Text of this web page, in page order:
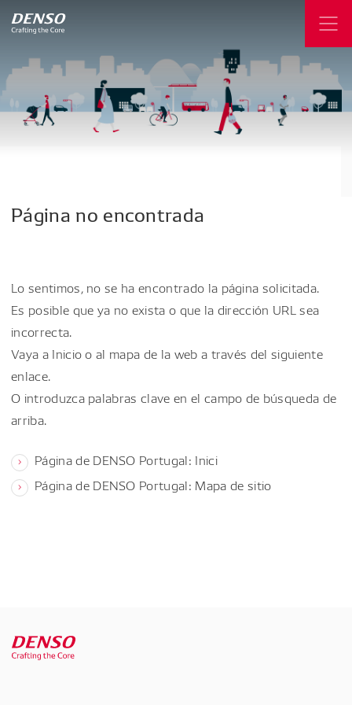
Página no encontrada
Lo sentimos, no se ha encontrado la página solicitada.
Es posible que ya no exista o que la dirección URL sea
incorrecta.
Vaya a Inicio o al mapa de la web a través del siguiente
enlace.
O introduzca palabras clave en el campo de búsqueda de
arriba.
Página de DENSO Portugal: Inici
Página de DENSO Portugal: Mapa de sitio